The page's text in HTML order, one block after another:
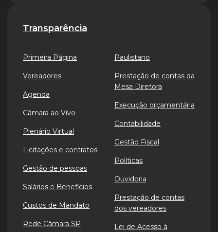
Transparência
Primeira Página
Vereadores
Agenda
Câmara ao Vivo
Plenário Virtual
Licitações e contratos
Gestão de pessoas
Salários e Benefícios
Custos de Mandato
Rede Câmara SP
Paulistano
Prestação de contas da
Mesa Diretora
Execução orçamentária
Contabilidade
Gestão Fiscal
Políticas
Ouvidoria
Prestação de contas
dos vereadores
Lei de Acesso à